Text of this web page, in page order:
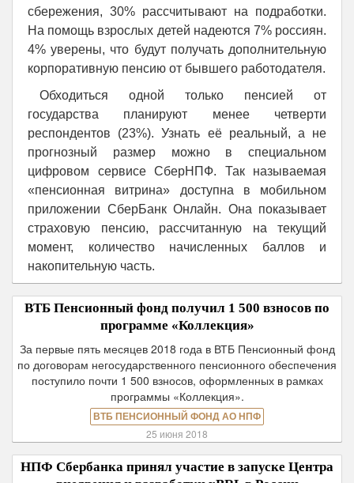
сбережения, 30% рассчитывают на подработки.
На помощь взрослых детей надеются 7% россиян.
4% уверены, что будут получать дополнительную
корпоративную пенсию от бывшего работодателя.
Обходиться одной только пенсией от
государства планируют менее четверти
респондентов (23%). Узнать её реальный, а не
прогнозный размер можно в специальном
цифровом сервисе СберНПФ. Так называемая
«пенсионная витрина» доступна в мобильном
приложении СберБанк Онлайн. Она показывает
страховую пенсию, рассчитанную на текущий
момент, количество начисленных баллов и
накопительную часть.
ВТБ Пенсионный фонд получил 1 500 взносов по
программе «Коллекция»
За первые пять месяцев 2018 года в ВТБ Пенсионный фонд
по договорам негосударственного пенсионного обеспечения
поступило почти 1 500 взносов, оформленных в рамках
программы «Коллекция».
ВТБ ПЕНСИОННЫЙ ФОНД АО НПФ
25 июня 2018
НПФ Сбербанка принял участие в запуске Центра